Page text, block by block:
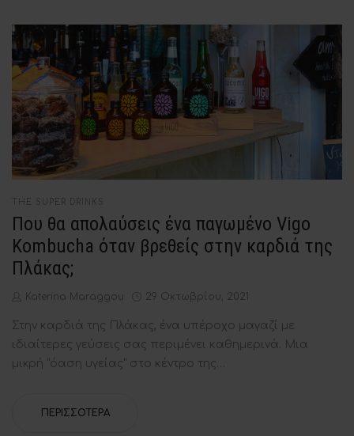
POSTED
THE SUPER DRINKS
Που θα απολαύσεις ένα παγωμένο Vigo
Kombucha όταν βρεθείς στην καρδιά της
Πλάκας;
by
Katerina Maraggou
Posted
29 Οκτωβρίου, 2021
Στην καρδιά της Πλάκας, ένα υπέροχο μαγαζί με
ιδιαίτερες γεύσεις σας περιμένει καθημερινά. Μια
μικρή “όαση υγείας” στο κέντρο της…
ΠΕΡΙΣΣΌΤΕΡΑ